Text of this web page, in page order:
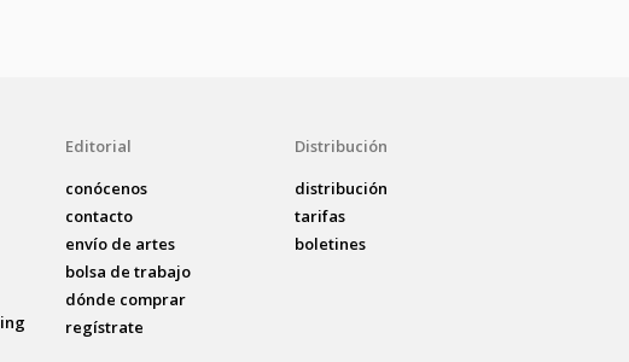
Editorial
conócenos
contacto
envío de artes
bolsa de trabajo
dónde comprar
regístrate
Distribución
distribución
tarifas
boletines